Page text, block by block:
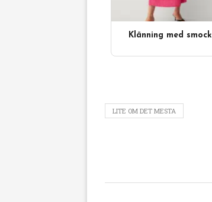
Videoinnehåll
Klänning med smock
LITE OM DET MESTA